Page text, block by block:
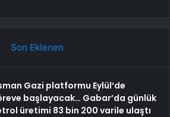
Son Eklenen
Gazi platformu Eylül’de
başlayacak… Gabar’da günlük
üretimi 83 bin 200 varile ulaştı